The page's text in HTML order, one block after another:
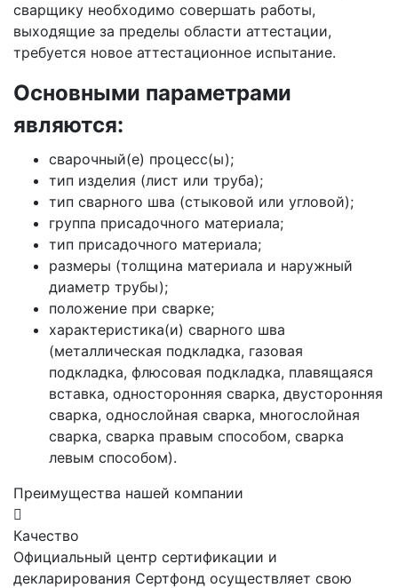
сварщику необходимо совершать работы,
выходящие за пределы области аттестации,
требуется новое аттестационное испытание.
Основными параметрами
являются:
сварочный(е) процесс(ы);
тип изделия (лист или труба);
тип сварного шва (стыковой или угловой);
группа присадочного материала;
тип присадочного материала;
размеры (толщина материала и наружный
диаметр трубы);
положение при сварке;
характеристика(и) сварного шва
(металлическая подкладка, газовая
подкладка, флюсовая подкладка, плавящаяся
вставка, односторонняя сварка, двусторонняя
сварка, однослойная сварка, многослойная
сварка, сварка правым способом, сварка
левым способом).
Преимущества нашей компании
Качество
Официальный центр сертификации и
декларирования Сертфонд осуществляет свою